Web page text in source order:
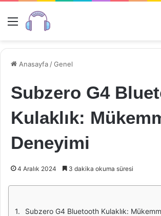
Menü
Anasayfa /Genel
Subzero G4
Kulaklık:
Deneyimi
4 Aralık 2024 3 dakika okuma süresi
Subzero G4 Bluetooth Kulaklık: